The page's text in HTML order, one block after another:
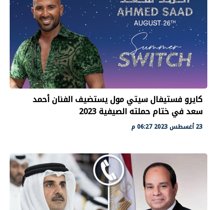
كايرو فستيفال سيتي مول يستضيف الفنان أحمد
سعد في ختام حملته الصيفية 2023
23 أغسطس 2023 06:27 م